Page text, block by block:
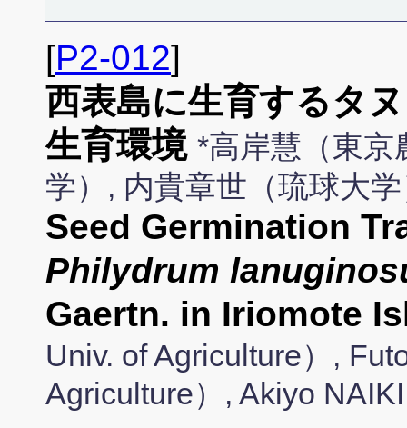
[P2-012]
西表島に生育するタ
生育環境 *高岸慧（東京
学）, 内貴章世（琉球大
Seed Germination
Philydrum
Gaertn. in Iriomote
Univ. of Agriculture）,
Agriculture）, Akiyo